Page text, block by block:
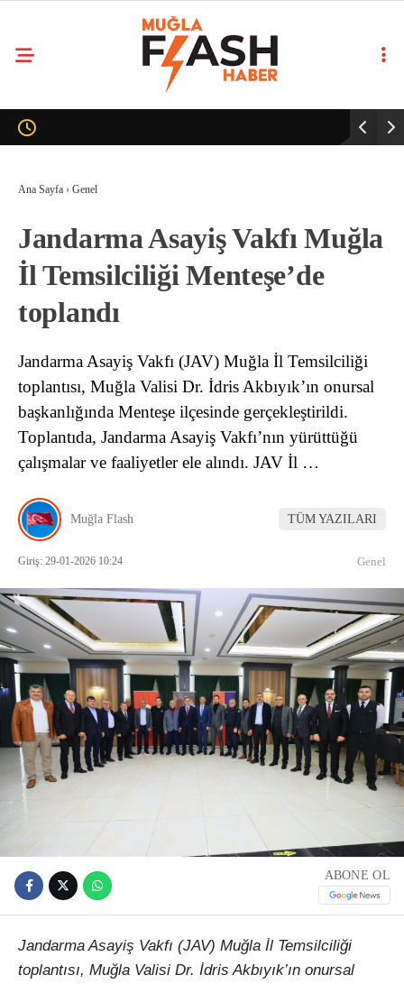
Ana Sayfa › Genel
Jandarma Asayiş Vakfı Muğla
İl Temsilciliği Menteşe’de
toplandı
Jandarma Asayiş Vakfı (JAV) Muğla İl Temsilciliği
toplantısı, Muğla Valisi Dr. İdris Akbıyık’ın onursal
başkanlığında Menteşe ilçesinde gerçekleştirildi.
Toplantıda, Jandarma Asayiş Vakfı’nın yürüttüğü
çalışmalar ve faaliyetler ele alındı. JAV İl …
Muğla Flash TÜM YAZILARI
Giriş: 29-01-2026 10:24 Genel
ABONE OL
Jandarma Asayiş Vakfı (JAV) Muğla İl Temsilciliği
toplantısı, Muğla Valisi Dr. İdris Akbıyık’ın onursal